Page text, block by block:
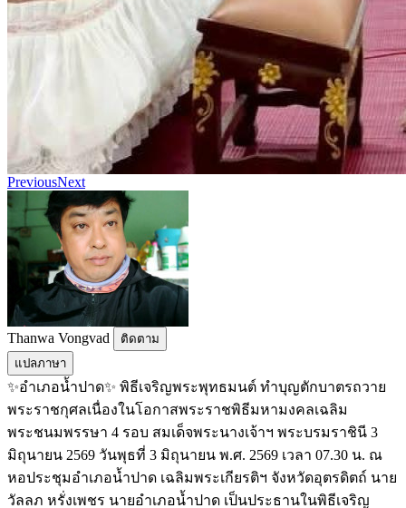
PreviousNext
Thanwa Vongvad
ติดตาม
แปลภาษา
✨อำเภอน้ำปาด✨ พิธีเจริญพระพุทธมนต์ ทำบุญตักบาตรถวาย
พระราชกุศลเนื่องในโอกาสพระราชพิธีมหามงคลเฉลิม
พระชนมพรรษา 4 รอบ สมเด็จพระนางเจ้าฯ พระบรมราชินี 3
มิถุนายน 2569 วันพุธที่ 3 มิถุนายน พ.ศ. 2569 เวลา 07.30 น. ณ
หอประชุมอำเภอน้ำปาด เฉลิมพระเกียรติฯ จังหวัดอุตรดิตถ์ นาย
วัลลภ หรั่งเพชร นายอำเภอน้ำปาด เป็นประธานในพิธีเจริญ